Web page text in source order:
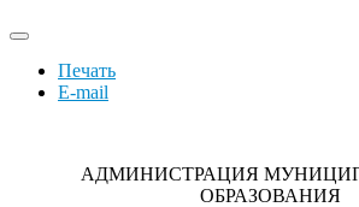
Печать
E-mail
АДМИНИСТРАЦИЯ
ОБРАЗОВАНИЯ